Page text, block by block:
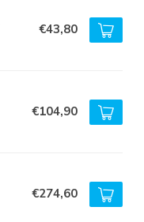
€43,80
€104,90
€274,60